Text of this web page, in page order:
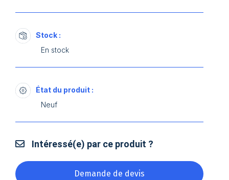
Stock :
En stock
État du produit :
Neuf
Intéressé(e) par ce produit ?
Demande de devis